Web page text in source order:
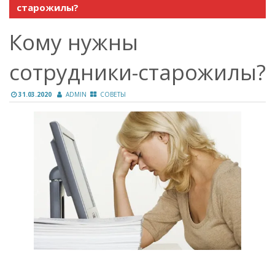
старожилы?
Кому нужны
сотрудники-старожилы?
31.03.2020 ADMIN СОВЕТЫ